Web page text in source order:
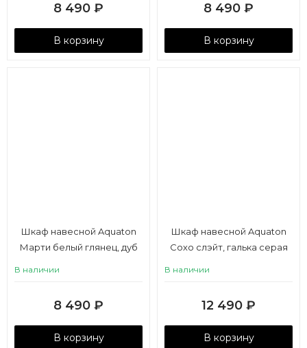
8 490 ₽
В корзину
8 490 ₽
В корзину
Шкаф навесной Aquaton
Марти белый глянец, дуб
В наличии
8 490 ₽
В корзину
Шкаф навесной Aquaton
Сохо слэйт, галька серая
В наличии
12 490 ₽
В корзину